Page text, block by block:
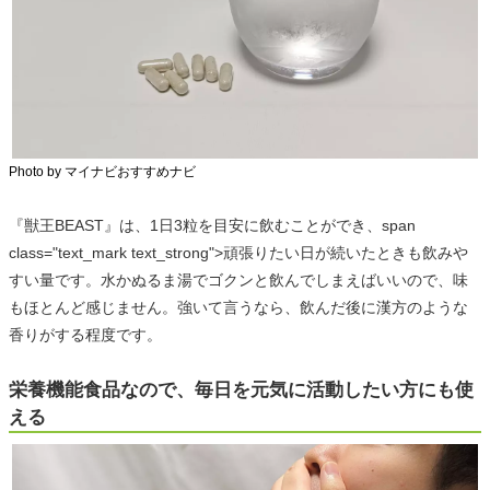
Photo by マイナビおすすめナビ
『獣王BEAST』は、1日3粒を目安に飲むことができ、span
class="text_mark text_strong">頑張りたい日が続いたときも飲みや
すい量です。水かぬるま湯でゴクンと飲んでしまえばいいので、味
もほとんど感じません。強いて言うなら、飲んだ後に漢方のような
香りがする程度です。
栄養機能食品なので、毎日を元気に活動したい方にも使
える